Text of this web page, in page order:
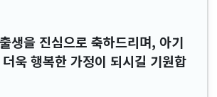
생을 진심으로 축하드리며, 아기
욱 행복한 가정이 되시길 기원합